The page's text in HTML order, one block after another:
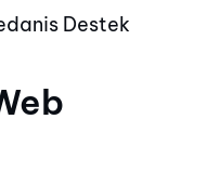
Destek